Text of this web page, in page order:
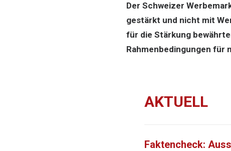
Der Schweizer
gestärkt und nicht mit
für die Stärkung
Rahmenbedingungen für
AKTUELL
Faktencheck: